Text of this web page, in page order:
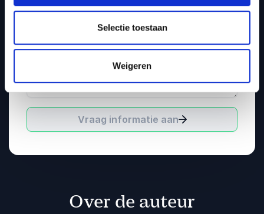
Selectie toestaan
Weigeren
Organisatie / bedrijf
Vertel ons meer over je evenement
Vraag informatie aan
Over de auteur